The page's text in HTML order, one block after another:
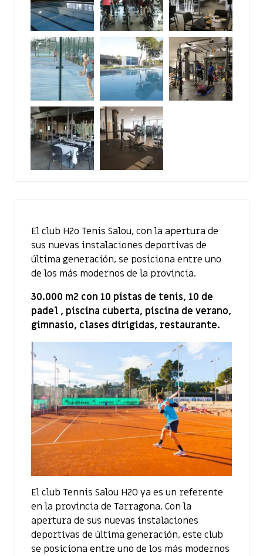
El club H2o Tenis Salou, con la apertura de
sus nuevas instalaciones deportivas de
última generación, se posiciona entre uno
de los más modernos de la provincia.
30.000 m2 con 10 pistas de tenis, 10 de
padel , piscina cuberta, piscina de verano,
gimnasio, clases dirigidas, restaurante.
El club Tennis Salou H2O ya es un referente
en la provincia de Tarragona. Con la
apertura de sus nuevas instalaciones
deportivas de última generación, este club
se posiciona entre uno de los más modernos